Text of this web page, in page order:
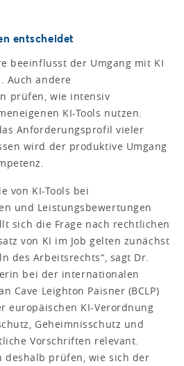
entscheidet
beeinflusst der Umgang mit KI
Auch andere
prüfen, wie intensiv
KI-Tools nutzen.
Anforderungsprofil vieler
wird der produktive Umgang
von KI-Tools bei
und Leistungsbewertungen
sich die Frage nach rechtlichen
von KI im Job gelten zunächst
des Arbeitsrechts“, sagt Dr.
bei der internationalen
Cave Leighton Paisner (BCLP)
europäischen KI-Verordnung
Geheimnisschutz und
Vorschriften relevant.
deshalb prüfen, wie sich der